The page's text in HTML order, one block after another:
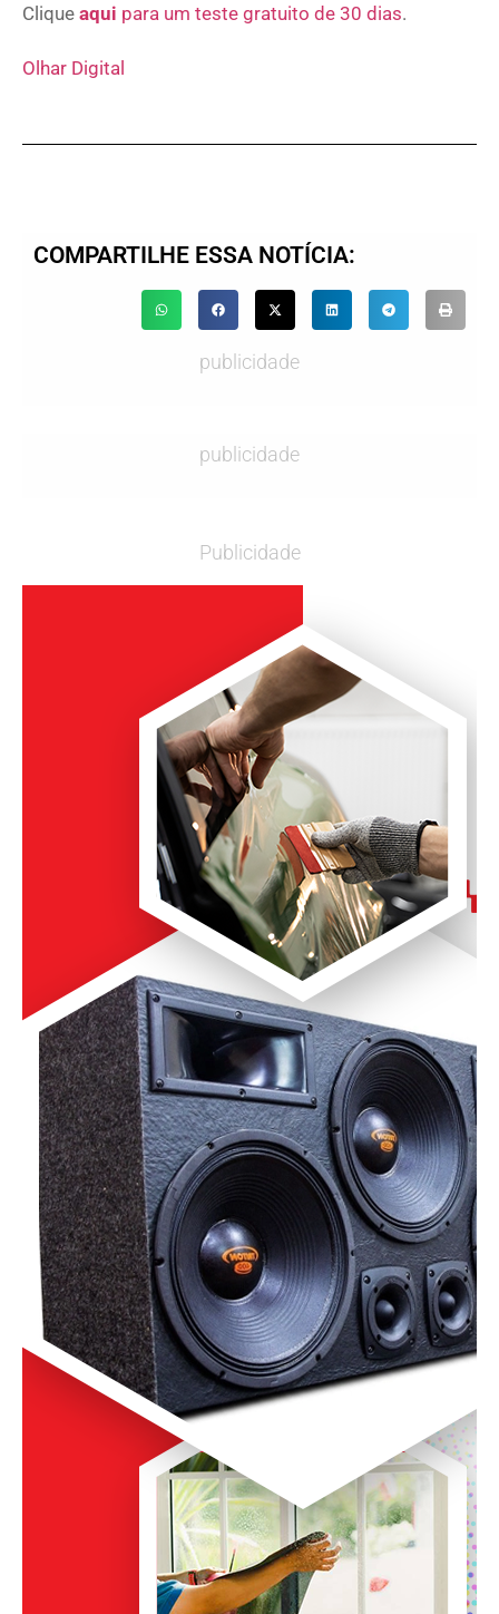
Clique aqui para um teste gratuito de 30 dias.
Olhar Digital
COMPARTILHE ESSA NOTÍCIA:
publicidade
publicidade
Publicidade